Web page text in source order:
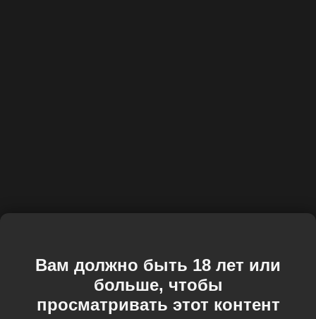
Вам должно быть 18 лет или
больше, чтобы
просматривать этот контент